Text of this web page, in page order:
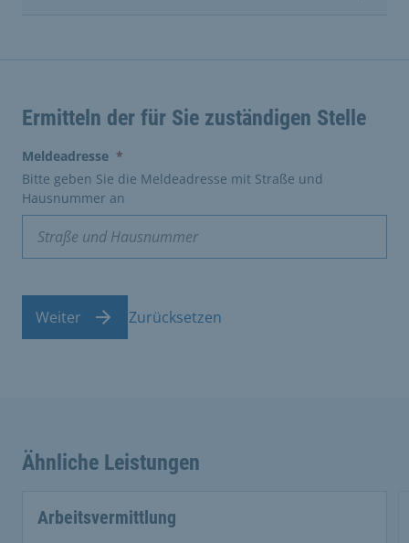
Ermitteln der für Sie zuständigen Stelle
Meldeadresse *
Bitte geben Sie die Meldeadresse mit Straße und
Hausnummer an
Weiter Zurücksetzen
Ähnliche Leistungen
Arbeitsvermittlung